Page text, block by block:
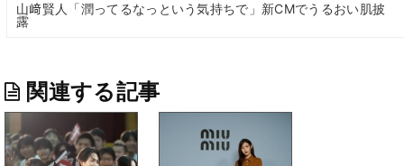
山﨑賢人「潤ってるなっという気持ちで」新CMでうるおい肌披
露
関連する記事